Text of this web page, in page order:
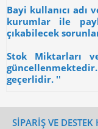
Bayi kullanıcı adı
kurumlar ile
çıkabilecek
Stok Miktarları
geçerlidir. ''
SİPARİŞ VE DESTEK